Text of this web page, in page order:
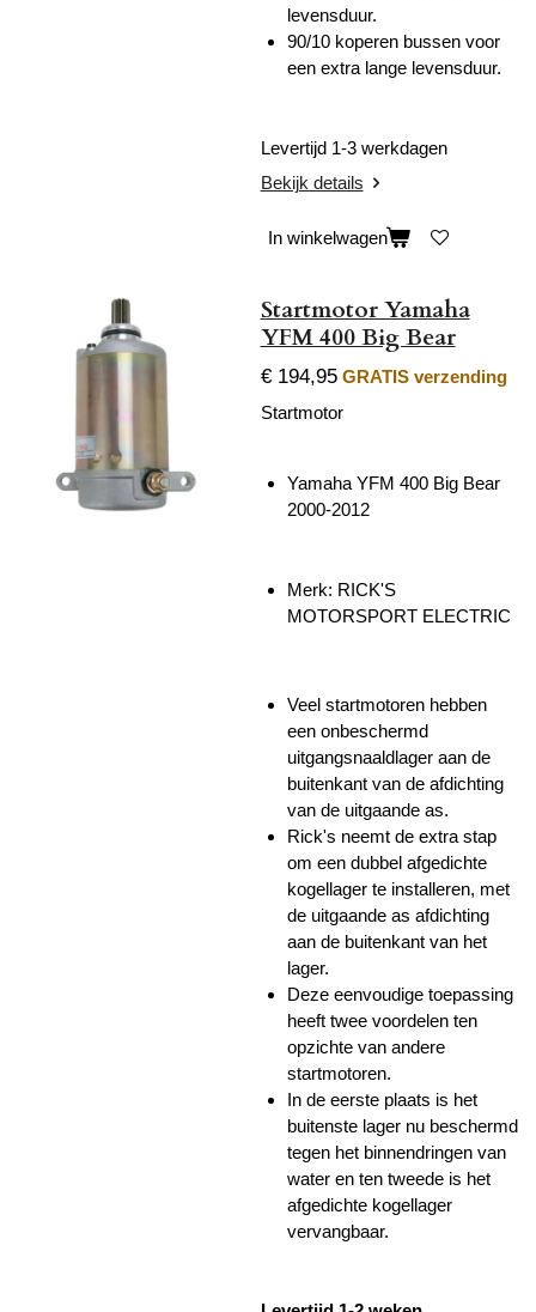
levensduur.
90/10 koperen bussen voor
een extra lange levensduur.
Levertijd 1-3 werkdagen
Bekijk details
In winkelwagen
Startmotor Yamaha
YFM 400 Big Bear
€ 194,95 GRATIS verzending
Startmotor
Yamaha YFM 400 Big Bear
2000-2012
Merk: RICK'S
MOTORSPORT ELECTRIC
Veel startmotoren hebben
een onbeschermd
uitgangsnaaldlager aan de
buitenkant van de afdichting
van de uitgaande as.
Rick's neemt de extra stap
om een ​​dubbel afgedichte
kogellager te installeren, met
de uitgaande as afdichting
aan de buitenkant van het
lager.
Deze eenvoudige toepassing
heeft twee voordelen ten
opzichte van andere
startmotoren.
In de eerste plaats is het
buitenste lager nu beschermd
tegen het binnendringen van
water en ten tweede is het
afgedichte kogellager
vervangbaar.